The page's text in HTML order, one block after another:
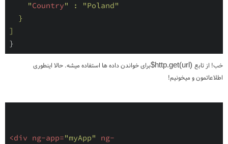
"Country" :
"Poland"
}
}
خب! از تابع $http.get(url)برای خواندن داده ها استفاده میشه. حالا اینطوری
اطلاعاتمون و میخونیم!
<div ng-app="myApp"
ng-